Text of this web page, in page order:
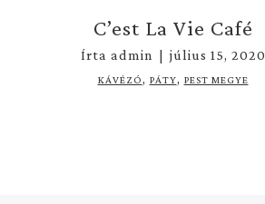
C’est La Vie Café
Írta admin | július 15, 2020
KÁVÉZÓ, PÁTY, PEST MEGYE